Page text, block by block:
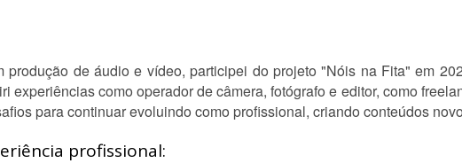
produção de áudio e vídeo, participei do projeto "Nóis na Fita" em
experiências como operador de câmera, fotógrafo e editor, como
para continuar evoluindo como profissional, criando conteúdos
profissional: